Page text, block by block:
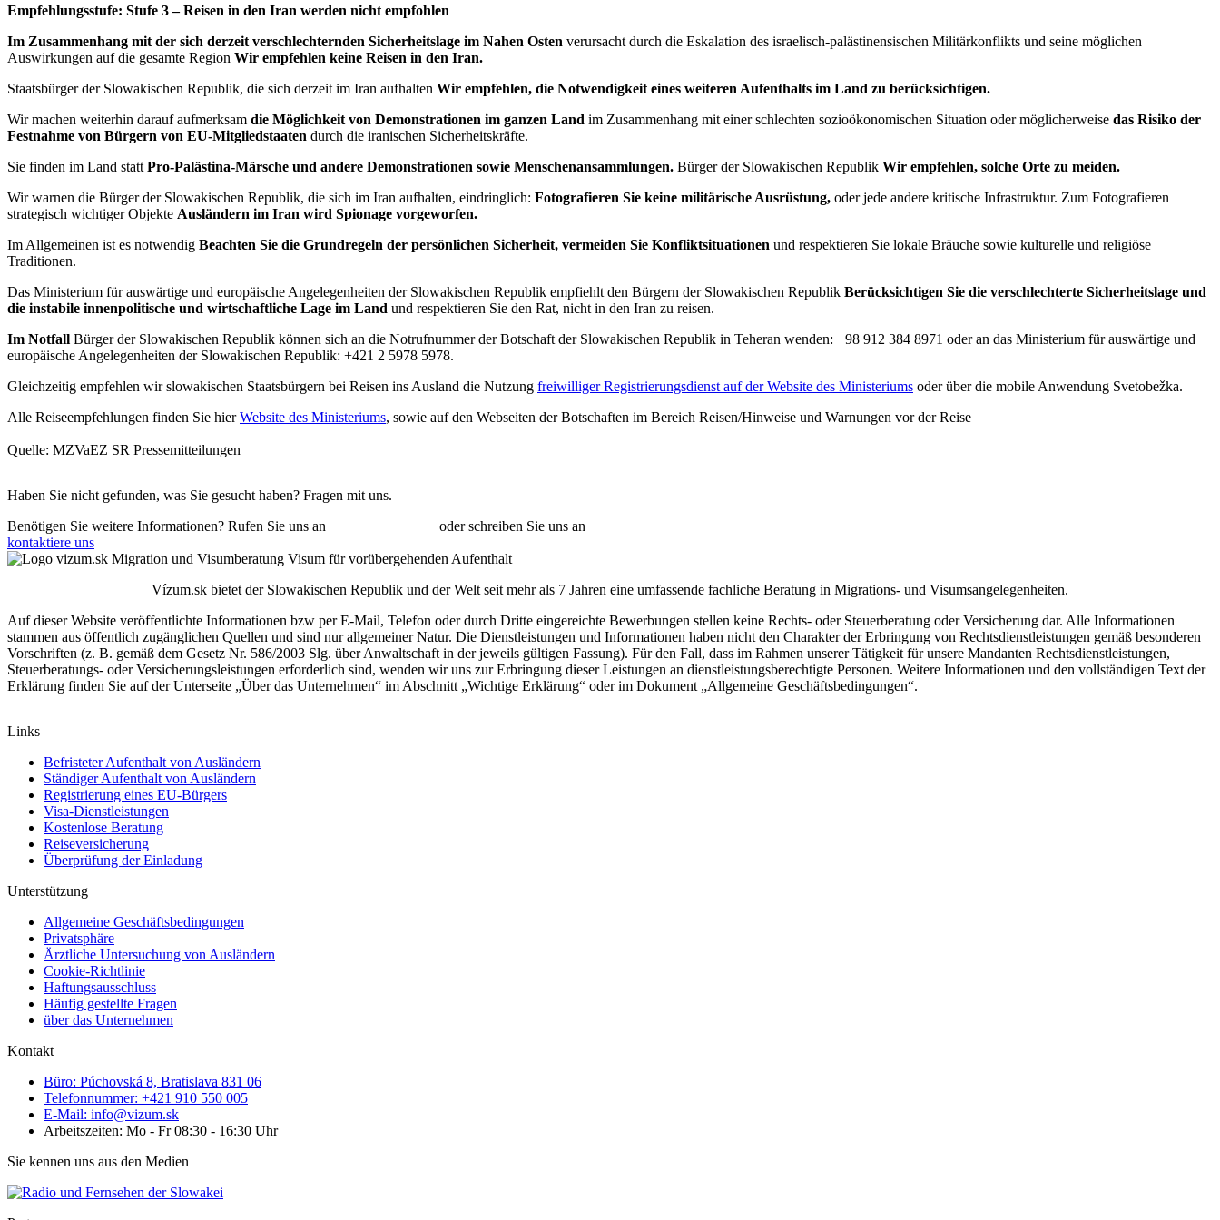
Empfehlungsstufe: Stufe 3 – Reisen in den Iran werden nicht empfohlen
Im Zusammenhang mit der sich derzeit verschlechternden Sicherheitslage im Nahen Osten verursacht durch die Eskalation des israelisch-palästinensischen Militärkonflikts und seine möglichen
Auswirkungen auf die gesamte Region Wir empfehlen keine Reisen in den Iran.
Staatsbürger der Slowakischen Republik, die sich derzeit im Iran aufhalten Wir empfehlen, die Notwendigkeit eines weiteren Aufenthalts im Land zu berücksichtigen.
Wir machen weiterhin darauf aufmerksam die Möglichkeit von Demonstrationen im ganzen Land im Zusammenhang mit einer schlechten sozioökonomischen Situation oder möglicherweise das Risiko der
Festnahme von Bürgern von EU-Mitgliedstaaten durch die iranischen Sicherheitskräfte.
Sie finden im Land stattPro-Palästina-Märsche und andere Demonstrationen sowie Menschenansammlungen. Bürger der Slowakischen Republik Wir empfehlen, solche Orte zu meiden.
Wir warnen die Bürger der Slowakischen Republik, die sich im Iran aufhalten, eindringlich: Fotografieren Sie keine militärische Ausrüstung, oder jede andere kritische Infrastruktur. Zum Fotografieren
strategisch wichtiger Objekte Ausländern im Iran wird Spionage vorgeworfen.
Im Allgemeinen ist es notwendig Beachten Sie die Grundregeln der persönlichen Sicherheit, vermeiden Sie Konfliktsituationen und respektieren Sie lokale Bräuche sowie kulturelle und religiöse
Traditionen.
Das Ministerium für auswärtige und europäische Angelegenheiten der Slowakischen Republik empfiehlt den Bürgern der Slowakischen Republik Berücksichtigen Sie die verschlechterte Sicherheitslage und
die instabile innenpolitische und wirtschaftliche Lage im Land und respektieren Sie den Rat, nicht in den Iran zu reisen.
Im Notfall Bürger der Slowakischen Republik können sich an die Notrufnummer der Botschaft der Slowakischen Republik in Teheran wenden: +98 912 384 8971 oder an das Ministerium für auswärtige und
europäische Angelegenheiten der Slowakischen Republik: +421 2 5978 5978.
Gleichzeitig empfehlen wir slowakischen Staatsbürgern bei Reisen ins Ausland die Nutzung freiwilliger Registrierungsdienst auf der Website des Ministeriums oder über die mobile Anwendung Svetobežka.
Alle Reiseempfehlungen finden Sie hierWebsite des Ministeriums, sowie auf den Webseiten der Botschaften im Bereich Reisen/Hinweise und Warnungen vor der Reise
Quelle: MZVaEZ SR Pressemitteilungen
Haben Sie nicht gefunden, was Sie gesucht haben? Fragen mit uns.
Benötigen Sie weitere Informationen? Rufen Sie uns an
oder schreiben Sie uns an
kontaktiere uns
Vízum.sk bietet der Slowakischen Republik und der Welt seit mehr als 7 Jahren eine umfassende fachliche Beratung in Migrations- und Visumsangelegenheiten.
Auf dieser Website veröffentlichte Informationen bzw per E-Mail, Telefon oder durch Dritte eingereichte Bewerbungen stellen keine Rechts- oder Steuerberatung oder Versicherung dar. Alle Informationen
stammen aus öffentlich zugänglichen Quellen und sind nur allgemeiner Natur. Die Dienstleistungen und Informationen haben nicht den Charakter der Erbringung von Rechtsdienstleistungen gemäß besonderen
Vorschriften (z. B. gemäß dem Gesetz Nr. 586/2003 Slg. über Anwaltschaft in der jeweils gültigen Fassung). Für den Fall, dass im Rahmen unserer Tätigkeit für unsere Mandanten Rechtsdienstleistungen,
Steuerberatungs- oder Versicherungsleistungen erforderlich sind, wenden wir uns zur Erbringung dieser Leistungen an dienstleistungsberechtigte Personen. Weitere Informationen und den vollständigen Text der
Erklärung finden Sie auf der Unterseite „Über das Unternehmen“ im Abschnitt „Wichtige Erklärung“ oder im Dokument „Allgemeine Geschäftsbedingungen“.
Links
Befristeter Aufenthalt von Ausländern
Ständiger Aufenthalt von Ausländern
Registrierung eines EU-Bürgers
Visa-Dienstleistungen
Kostenlose Beratung
Reiseversicherung
Überprüfung der Einladung
Unterstützung
Allgemeine Geschäftsbedingungen
Privatsphäre
Ärztliche Untersuchung von Ausländern
Cookie-Richtlinie
Haftungsausschluss
Häufig gestellte Fragen
über das Unternehmen
Kontakt
Büro: Púchovská 8, Bratislava 831 06
Telefonnummer: +421 910 550 005
E-Mail: info@vizum.sk
Arbeitszeiten: Mo - Fr 08:30 - 16:30 Uhr
Sie kennen uns aus den Medien